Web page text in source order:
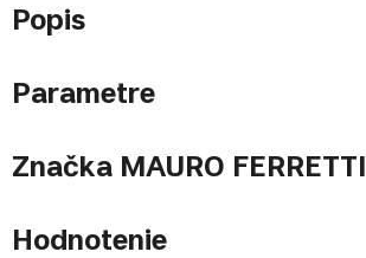
Popis
Parametre
Značka MAURO FERRETTI
Hodnotenie